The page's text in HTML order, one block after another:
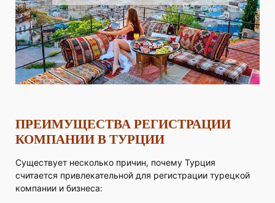
ПРЕИМУЩЕСТВА РЕГИСТРАЦИИ
КОМПАНИИ В ТУРЦИИ
Существует несколько причин, почему Турция
считается привлекательной для регистрации турецкой
компании и бизнеса: